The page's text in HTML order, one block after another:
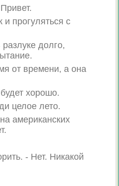
прогуляться с
долго,
от времени, а она
хорошо.
целое лето.
американских
- Нет. Никакой